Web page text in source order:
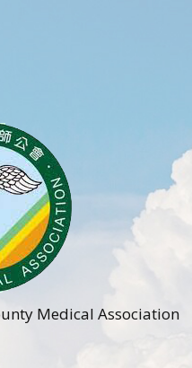
Medical Association